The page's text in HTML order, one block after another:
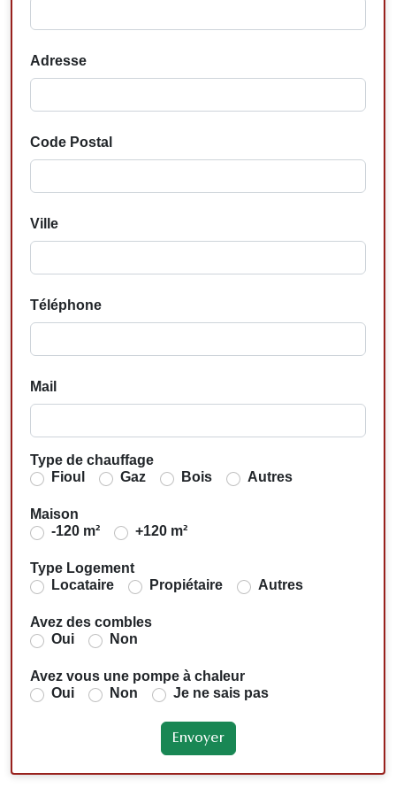
Adresse
Code Postal
Ville
Téléphone
Mail
Type de chauffage
Fioul
Gaz Bois Autres
Maison
-120 m²
+120 m²
Type Logement
Locataire
Propiétaire Autres
Avez des combles
Oui
Non
Avez vous une pompe à chaleur
Oui
Non Je ne sais pas